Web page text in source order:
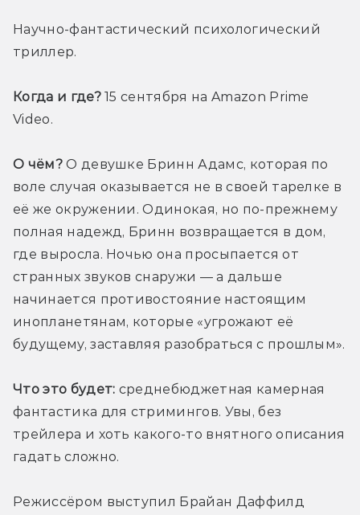
Научно-фантастический психологический
триллер.
Когда и где? 15 сентября на Amazon Prime
Video.
О чём? О девушке Бринн Адамс, которая по
воле случая оказывается не в своей тарелке в
её же окружении. Одинокая, но по-прежнему
полная надежд, Бринн возвращается в дом,
где выросла. Ночью она просыпается от
странных звуков снаружи — а дальше
начинается противостояние настоящим
инопланетянам, которые «угрожают её
будущему, заставляя разобраться с прошлым».
Что это будет: среднебюджетная камерная
фантастика для стримингов. Увы, без
трейлера и хоть какого-то внятного описания
гадать сложно.
Режиссёром выступил Брайан Даффилд